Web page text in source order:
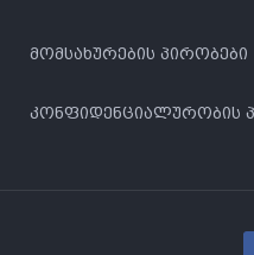
მომსახურების პირობები
კონფიდენციალურობის